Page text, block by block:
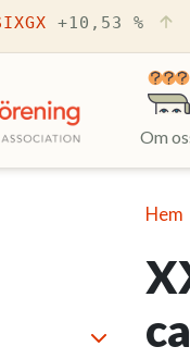
+10,53 %
Om
Hem